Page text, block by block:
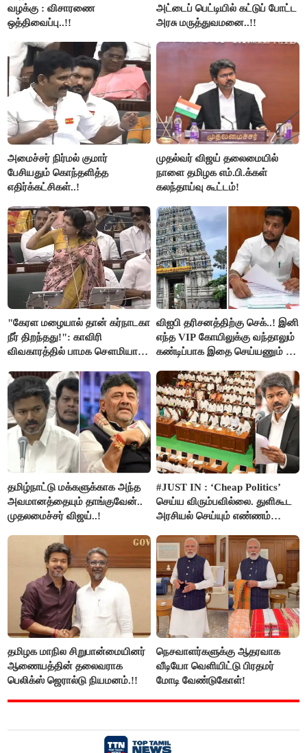
வழக்கு : விசாரணை
ஒத்திவைப்பு..!!
அட்டைப் பெட்டியில் கட்டுப் போட்ட
அரசு மருத்துவமனை..!!
அமைச்சர் நிர்மல் குமார்
பேசியதும் கொந்தளித்த
எதிர்க்கட்சிகள்..!
முதல்வர் விஜய் தலைமையில்
நாளை தமிழக எம்.பி.க்கள்
கலந்தாய்வு கூட்டம்!
"கேரள மழையால் தான் கர்நாடகா
நீர் திறந்தது!": காவிரி
விவகாரத்தில் பாமக சௌமியா
விஐபி தரிசனத்திற்கு செக்..! இனி
எந்த VIP கோயிலுக்கு வந்தாலும்
கண்டிப்பாக இதை செய்யணும் -
தமிழ்நாட்டு மக்களுக்காக அந்த
அவமானத்தையும் தாங்குவேன்..
முதலமைச்சர் விஜய்..!
#JUST IN : ‘Cheap Politics’
செய்ய விரும்பவில்லை. துளிகூட
அரசியல் செய்யும் எண்ணம்
விஜய் பதில்!
தமிழக மாநில சிறுபான்மையினர்
ஆணையத்தின் தலைவராக
பெலிக்ஸ் ஜெரால்டு நியமனம்.!!
நெசவாளர்களுக்கு ஆதரவாக
வீடியோ வெளியிட்டு பிரதமர்
மோடி வேண்டுகோள்!